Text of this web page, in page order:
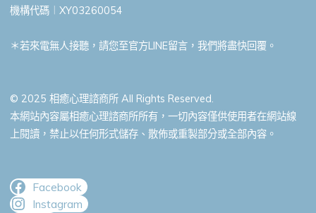
機構代碼︱XY03260054
＊若來電無人接聽，請您至官方LINE留言，我們將盡快回覆。
© 2025 相癒心理諮商所 All Rights Reserved.
本網站內容屬相癒心理諮商所所有，一切內容僅供使用者在網站線
上閱讀，禁止以任何形式儲存、散佈或重製部分或全部內容。
Facebook
Instagram